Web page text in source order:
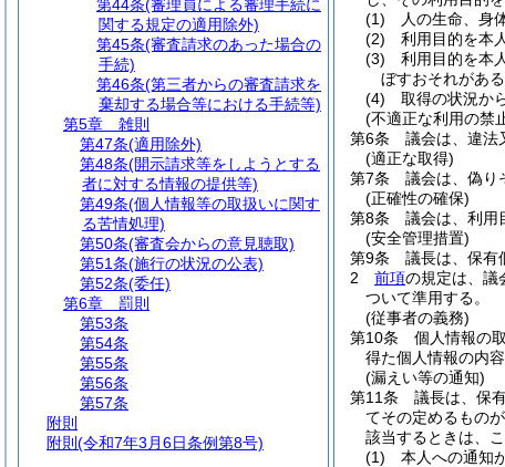
(1)
人の生命、身
(2)
利用目的を本
(3)
利用目的を本
ぼすおそれがある
(4)
取得の状況か
(不適正な利用の禁
第6条
議会は、違法
(適正な取得)
第7条
議会は、偽り
(正確性の確保)
第8条
議会は、利用
(安全管理措置)
第9条
議長は、保有
2
前項の規定は、議
ついて準用する。
(従事者の義務)
第10条
個人情報の
得た個人情報の内
(漏えい等の通知)
第11条
議長は、保
てその定めるもの
該当するときは、
(1)
本人への通知
第44条(審理員による審理手続に
関する規定の適用除外)
第45条(審査請求のあった場合の
手続)
第46条(第三者からの審査請求を
棄却する場合等における手続等)
第5章
雑則
第47条(適用除外)
第48条(開示請求等をしようとする
者に対する情報の提供等)
第49条(個人情報等の取扱いに関す
る苦情処理)
第50条(審査会からの意見聴取)
第51条(施行の状況の公表)
第52条(委任)
第6章
罰則
第53条
第54条
第55条
第56条
第57条
附則
附則 (令和7年3月6日条例第8号)